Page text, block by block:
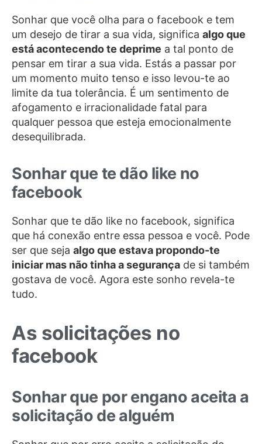
Sonhar que você olha para o facebook e tem
um desejo de tirar a sua vida, significa algo que
está acontecendo te deprime a tal ponto de
pensar em tirar a sua vida. Estás a passar por
um momento muito tenso e isso levou-te ao
limite da tua tolerância. É um sentimento de
afogamento e irracionalidade fatal para
qualquer pessoa que esteja emocionalmente
desequilibrada.
Sonhar que te dão like no
facebook
Sonhar que te dão like no facebook, significa
que há conexão entre essa pessoa e você. Pode
ser que seja algo que estava propondo-te
iniciar mas não tinha a segurança de si também
gostava de você. Agora este sonho revela-te
tudo.
As solicitações no
facebook
Sonhar que por engano aceita a
solicitação de alguém